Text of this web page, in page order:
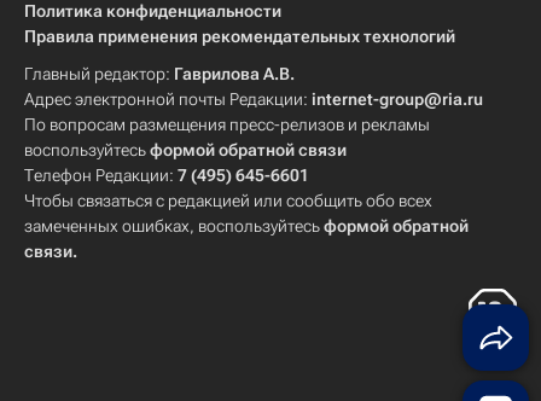
Политика конфиденциальности
Правила применения рекомендательных технологий
Главный редактор: Гаврилова А.В.
Адрес электронной почты Редакции: internet-group@ria.ru
По вопросам размещения пресс-релизов и рекламы
воспользуйтесьформой обратной связи
Телефон Редакции: 7 (495) 645-6601
Чтобы связаться с редакцией или сообщить обо всех
замеченных ошибках, воспользуйтесьформой обратной
связи.